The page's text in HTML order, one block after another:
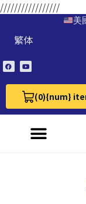
/////////////////
美
繁体
(0)
View Cart 0
{num}